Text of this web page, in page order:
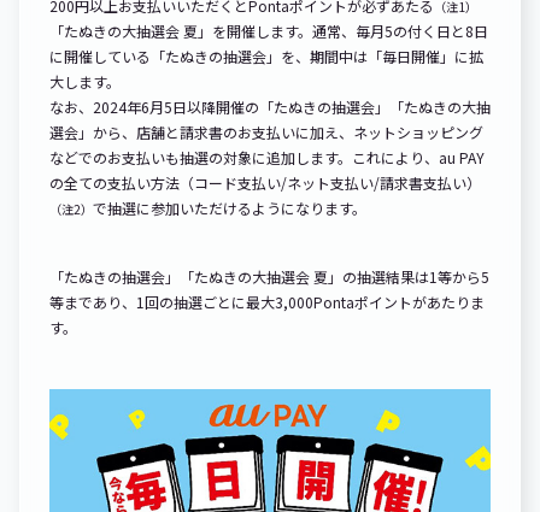
200円以上お支払いいただくとPontaポイントが必ずあたる （注1）
「たぬきの大抽選会 夏」を開催します。通常、毎月5の付く日と8日
に開催している「たぬきの抽選会」を、期間中は「毎日開催」に拡
大します。
なお、2024年6月5日以降開催の「たぬきの抽選会」「たぬきの大抽
選会」から、店舗と請求書のお支払いに加え、ネットショッピング
などでのお支払いも抽選の対象に追加します。これにより、au PAY
の全ての支払い方法（コード支払い/ネット支払い/請求書支払い）
（注2） で抽選に参加いただけるようになります。
「たぬきの抽選会」「たぬきの大抽選会 夏」の抽選結果は1等から5
等まであり、1回の抽選ごとに最大3,000Pontaポイントがあたりま
す。